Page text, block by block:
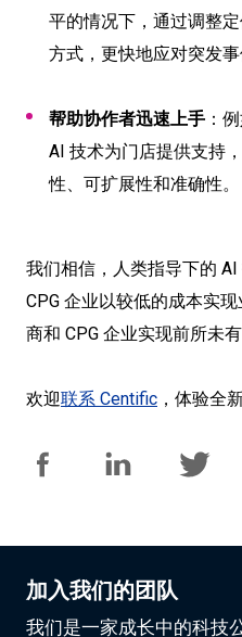
平的情况下，通过调整
方式，更快地应对突发事
帮助协作者迅速上手 ：
AI 技术为门店提供支持
性、可扩展性和准确性。
我们相信，人类指导下的
CPG 企业以较低的成本实
商和 CPG 企业实现前所未
欢迎联系 Centific ，体验全
加入我们的团队
我们是一家成长中的科技